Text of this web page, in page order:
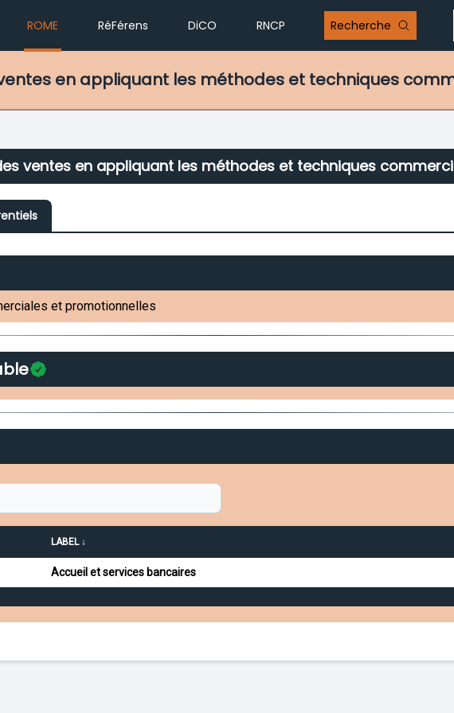
ROME RéFérens DiCO RNCP Recherche
en appliquant les méthodes et techniques
ventes en appliquant les méthodes et techniques
et promotionnelles
LABEL ↓
Accueil et services bancaires